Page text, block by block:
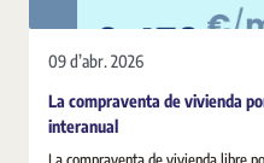
09 d’abr. 2026
La compraventa de vivienda
interanual